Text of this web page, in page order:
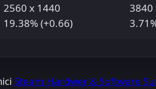
2560 x 1440
19.38% (+0.66)
3840
Steam Hardwer & Software